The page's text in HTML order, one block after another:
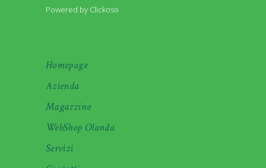
Powered by Clickoso
Homepage
Azienda
Magazzino
WebShop Olanda
Servizi